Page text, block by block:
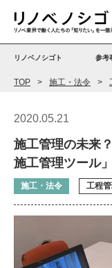
リノベノシゴト 参考
TOP 施工・法令
2020.05.21
施工管理の未来
施工管理ツール」
施工・法令 工程